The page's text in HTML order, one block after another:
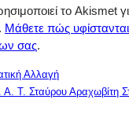
το Akismet
Μάθετε πώς
σας.
Αλλαγή
Τ. Σταύρου Αραχωβίτη